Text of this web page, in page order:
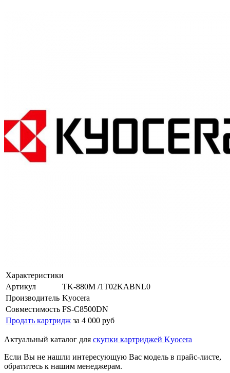
Характеристики
Артикул
TK-880M /1T02KABNL0
Производитель Kyocera
Совместимость FS-C8500DN
Продать картридж за 4 000 руб
Актуальный каталог для скупки картриджей Kyocera
Если Вы не нашли интересующую Вас модель в прайс-листе,
обратитесь к нашим менеджерам.